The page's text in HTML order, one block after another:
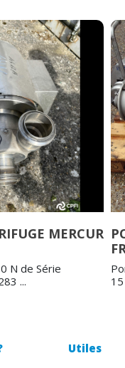
MERCUR
N de Série
...
Utiles